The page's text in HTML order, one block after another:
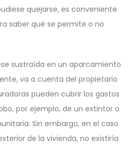
quejarse, es conveniente
saber qué se permite o no
sustraída en un aparcamiento
va a cuenta del propietario
pueden cubrir los gastos
por ejemplo, de un extintor o
Sin embargo, en el caso
de la vivienda, no existiría